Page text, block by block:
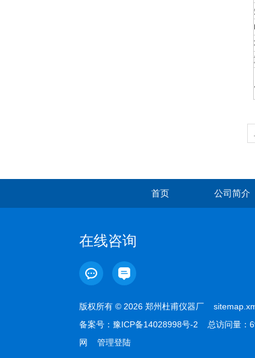
首页 公司简介
在线咨询
版权所有 © 2026 郑州杜甫仪器厂
备案号： 豫ICP备14028998号-2 总访问量：
网
管理登陆